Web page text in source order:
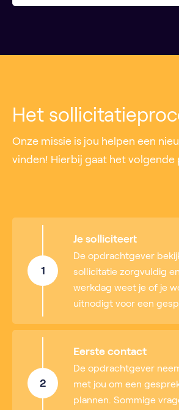
Het
Onze missie is jou helpen een
vinden! Hierbij gaat het volgende
1
Je solliciteert
De opdrachtgever
sollicitatie zorgvuldig
werkdag weet je of je
uitnodigt voor een
2
Eerste contact
De opdrachtgever
met jou om een
plannen. Sommige